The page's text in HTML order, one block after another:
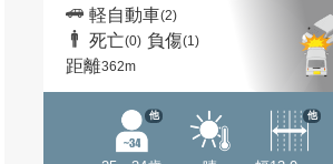
軽自動車(2)
死亡(0) 負傷(1)
距離362m
他 他